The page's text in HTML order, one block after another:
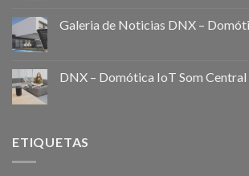
Galeria de Noticias DNX –
DNX – Domótica IoT Som Central
ETIQUETAS